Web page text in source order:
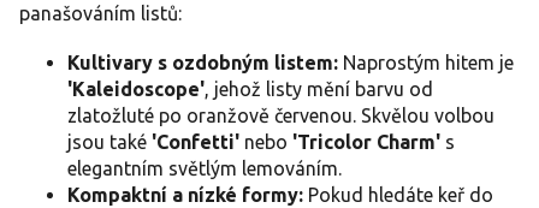
panašováním listů:
Kultivary s ozdobným listem: Naprostým hitem je
'Kaleidoscope', jehož listy mění barvu od
zlatožluté po oranžově červenou. Skvělou volbou
jsou také 'Confetti' nebo 'Tricolor Charm' s
elegantním světlým lemováním.
Kompaktní a nízké formy: Pokud hledáte keř do